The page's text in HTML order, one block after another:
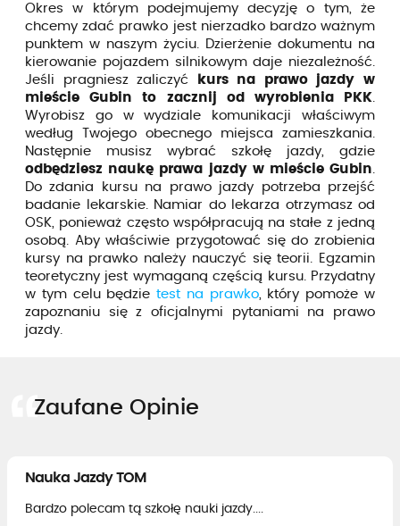
Okres w którym podejmujemy decyzję o tym, że
chcemy zdać prawko jest nierzadko bardzo ważnym
punktem w naszym życiu. Dzierżenie dokumentu na
kierowanie pojazdem silnikowym daje niezależność.
Jeśli pragniesz zaliczyć
kurs na prawo jazdy w
mieście Gubin to zacznij od wyrobienia PKK
Wyrobisz go w wydziale komunikacji właściwym
według Twojego obecnego miejsca zamieszkania.
Następnie musisz wybrać szkołę jazdy, gdzie
odbędziesz naukę prawa jazdy w mieście Gubin
Do zdania kursu na prawo jazdy potrzeba przejść
badanie lekarskie. Namiar do lekarza otrzymasz od
OSK, ponieważ często współpracują na stałe z jedną
osobą. Aby właściwie przygotować się do zrobienia
kursy na prawko należy nauczyć się teorii. Egzamin
teoretyczny jest wymaganą częścią kursu. Przydatny
w tym celu będzietest na prawko, który pomoże w
zapoznaniu się z oficjalnymi pytaniami na prawo
jazdy.
Zaufane Opinie
Nauka Jazdy TOM
Bardzo polecam tą szkołę nauki jazdy....